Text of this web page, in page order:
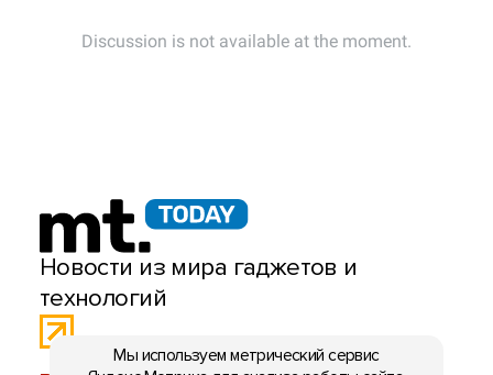
Новости из мира гаджетов и
технологий
Мы используем метрический сервис